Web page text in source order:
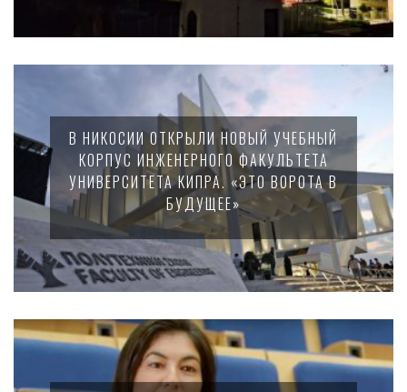
В НИКОСИИ ОТКРЫЛИ НОВЫЙ УЧЕБНЫЙ
КОРПУС ИНЖЕНЕРНОГО ФАКУЛЬТЕТА
УНИВЕРСИТЕТА КИПРА. «ЭТО ВОРОТА В
БУДУЩЕЕ»